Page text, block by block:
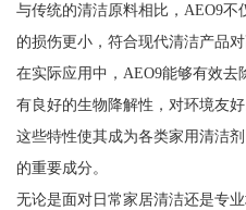
与传统的清洁原料相比，AEO9
的损伤更小，符合现代清洁产品
在实际应用中，AEO9能够有效
有良好的生物降解性，对环境友好
这些特性使其成为各类家用清洁
的重要成分。
无论是面对日常家居清洁还是专